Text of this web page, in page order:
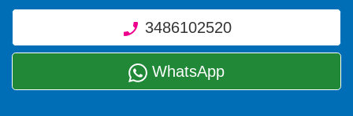
3486102520
WhatsApp